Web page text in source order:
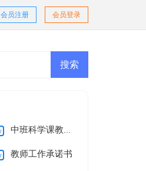
会员登录
会员注册
中班科学课教案昆虫的家
教师工作承诺书